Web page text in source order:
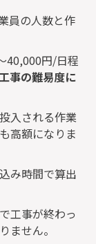
員の人数と作
40,000円/日程
事の難易度に
入される作業
高額になりま
み時間で算出
工事が終わっ
ません。